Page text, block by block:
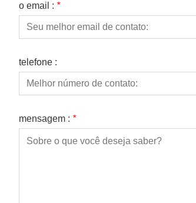
o email : *
telefone :
mensagem : *